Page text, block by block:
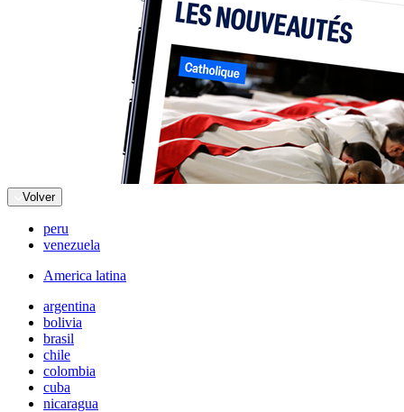
Volver
peru
venezuela
America latina
argentina
bolivia
brasil
chile
colombia
cuba
nicaragua